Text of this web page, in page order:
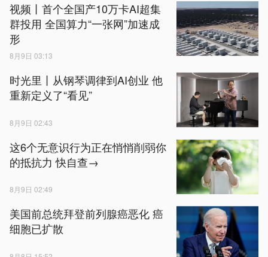
视频丨首个全国产10万卡AI超集
群投用 全国算力“一张网”加速成
形
8月9日 03:13
时光里丨从钢琴调律到AI创业 他
重新定义了“看见”
8月9日 02:43
这6个无意识行为正在悄悄削弱你
的抵抗力 快自查→
8月9日 02:49
美国前总统拜登前列腺癌恶化 癌
细胞已扩散